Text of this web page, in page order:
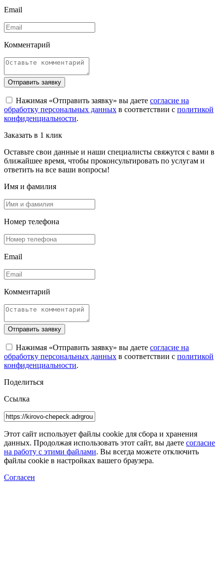
Email
Комментарий
Отправить заявку
Нажимая «Отправить заявку» вы даете согласие на
обработку персональных данных в соответствии с политикой
конфиденциальности.
Заказать в 1 клик
Оставьте свои данные и наши специалисты свяжутся с вами в
ближайшее время, чтобы проконсультировать по услугам и
ответить на все ваши вопросы!
Имя и фамилия
Номер телефона
Email
Комментарий
Отправить заявку
Нажимая «Отправить заявку» вы даете согласие на
обработку персональных данных в соответствии с политикой
конфиденциальности.
Поделиться
Ссылка
Этот сайт использует файлы cookie для сбора и хранения
данных. Продолжая использовать этот сайт, вы даете согласие
на работу с этими файлами. Вы всегда можете отключить
файлы cookie в настройках вашего браузера.
Согласен